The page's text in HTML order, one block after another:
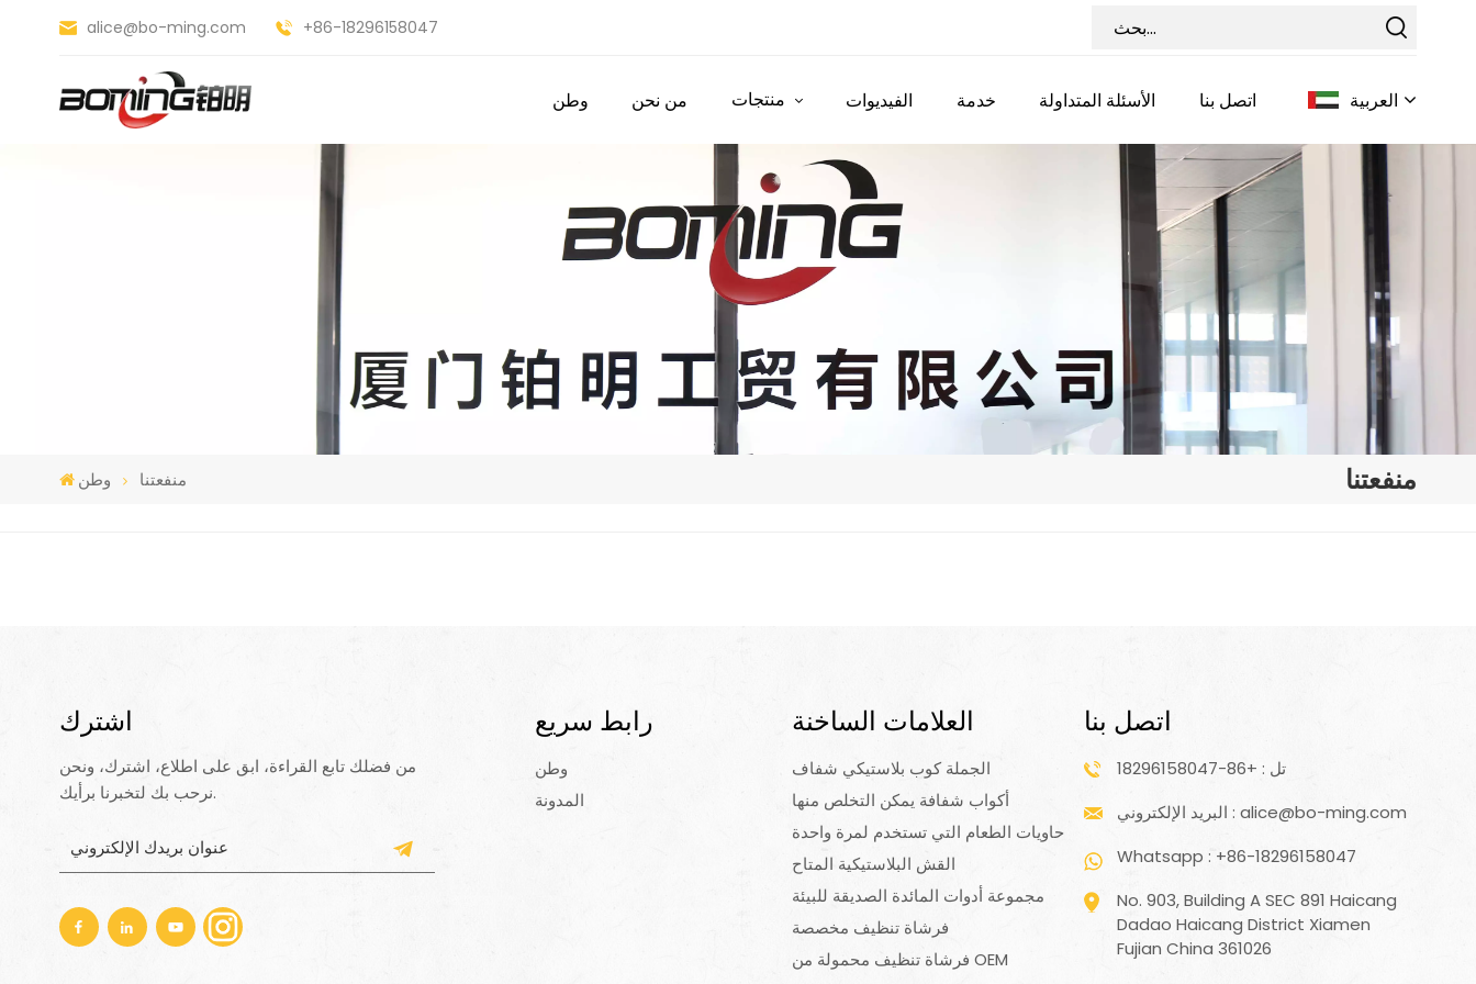
alice@bo-ming.com +86-18296158047
وطن من نحن الفيديوات خدمة الأسئلة المتداولة اتصل بنا العربية
Deutsch
Español
وطن منفعتنا منفعتنا
اشترك
من فضلك تابع القراءة، ابق على اطلاع، اشترك، ونحن
نرحب بك لتخبرنا برأيك.
رابط سريع
وطن
المدونة
العلامات الساخنة
الجملة كوب بلاستيكي شفاف
أكواب شفافة يمكن التخلص منها
حاويات الطعام التي تستخدم لمرة واحدة
القش البلاستيكية المتاح
مجموعة أدوات المائدة الصديقة للبيئة
فرشاة تنظيف مخصصة
فرشاة تنظيف محمولة من OEM
اتصل بنا
تل : +86-18296158047
البريد الإلكتروني : alice@bo-ming.com
Whatsapp : +86-18296158047
No. 903, Building A SEC 891 Haicang
Dadao Haicang District Xiamen
Fujian China 361026